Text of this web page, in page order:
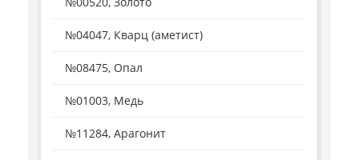
№04047, Кварц (аметист)
№08475, Опал
№01003, Медь
№11284, Арагонит